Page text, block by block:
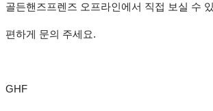
골든핸즈프렌즈 오프라인에서 직접 보실 수
편하게 문의 주세요.
GHF